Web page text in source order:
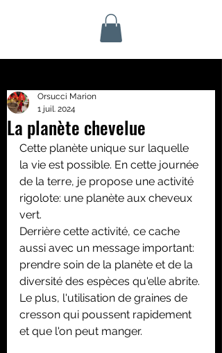
La planète chevelue
Orsucci Marion
1 juil. 2024
Cette planète unique sur laquelle
la vie est possible. En cette journée
de la terre, je propose une activité
rigolote: une planète aux cheveux
vert.
Derrière cette activité, ce cache
aussi avec un message important:
prendre soin de la planète et de la
diversité des espèces qu'elle abrite.
Le plus, l'utilisation de graines de
cresson qui poussent rapidement
et que l'on peut manger.